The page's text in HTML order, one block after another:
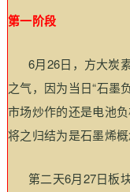
第一阶段
6月26日，方大炭
之气，因为当日“石墨
市场炒作的还是电池
将之归结为是石墨烯概
第二天6月27日板